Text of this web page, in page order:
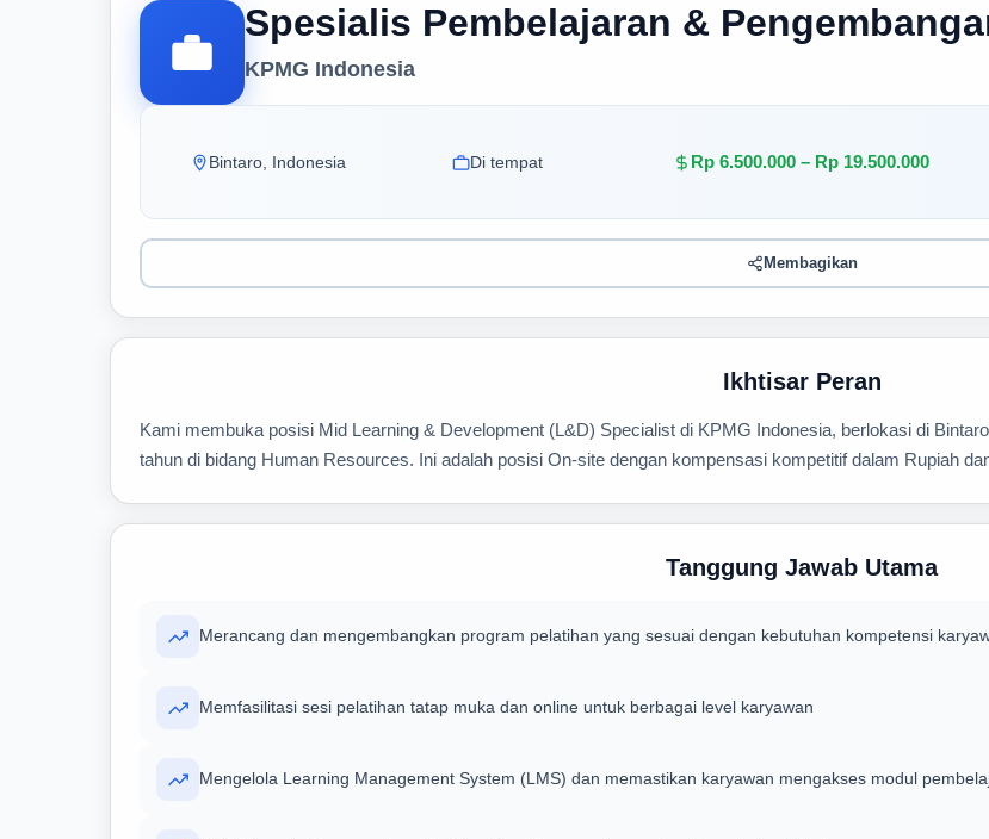
Spesialis Pembelajaran &
KPMG Indonesia
Bintaro, Indonesia Di tempat Rp 6.500.000 – Rp 19.500.000
Membagikan
Ikhtisar Peran
Kami membuka posisi Mid Learning & Development (L&D) Specialist di KPMG Indonesia, berlokasi di
tahun di bidang Human Resources. Ini adalah posisi On-site dengan kompensasi kompetitif dalam Rupiah
Tanggung Jawab Utama
Merancang dan mengembangkan program pelatihan yang sesuai dengan kebutuhan kompetensi
Memfasilitasi sesi pelatihan tatap muka dan online untuk berbagai level karyawan
Mengelola Learning Management System (LMS) dan memastikan karyawan mengakses modul